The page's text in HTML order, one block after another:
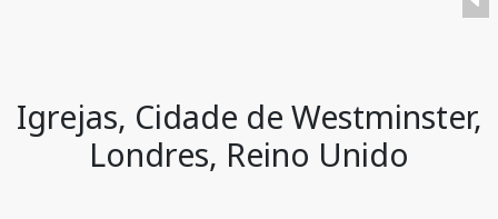
Igrejas, Cidade de Westminster,
Londres, Reino Unido